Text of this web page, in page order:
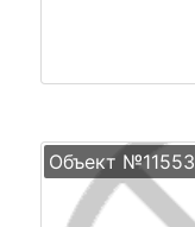
Объект